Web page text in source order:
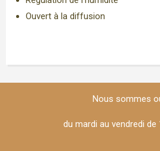
Ouvert à la diffusion
Nous sommes
du mardi au vendredi de